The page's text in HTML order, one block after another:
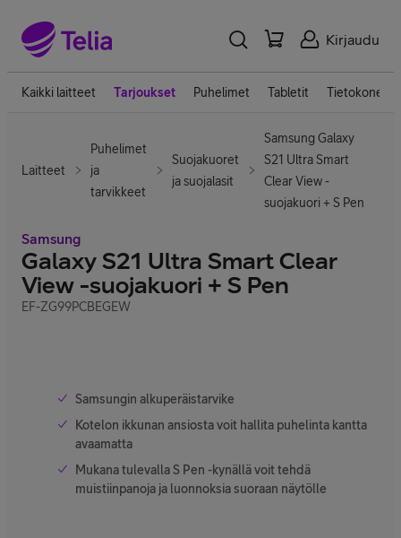
Kirjaudu
Kaikki laitteet Tarjoukset Puhelimet Tabletit Tietokoneet
Laitteet
Puhelimet
ja
tarvikkeet
Suojakuoret
ja suojalasit
Samsung Galaxy
S21 Ultra Smart
Clear View -
suojakuori + S Pen
Samsung
Galaxy S21 Ultra Smart Clear
View -suojakuori + S Pen
EF-ZG99PCBEGEW
Samsungin alkuperäistarvike
Kotelon ikkunan ansiosta voit hallita puhelinta kantta
avaamatta
Mukana tulevalla S Pen -kynällä voit tehdä
muistiinpanoja ja luonnoksia suoraan näytölle